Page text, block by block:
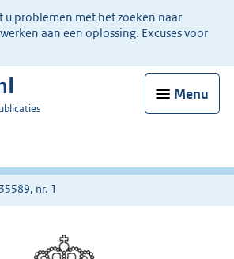
u problemen met het zoeken naar
aan een oplossing. Excuses voor
Menu
nr. 1